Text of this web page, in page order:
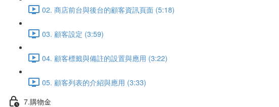
02. 商店前台與後台的顧客資訊頁面 (5:18)
03. 顧客設定 (3:59)
04. 顧客標籤與備註的設置與應用 (3:22)
05. 顧客列表的介紹與應用 (3:33)
7.購物金